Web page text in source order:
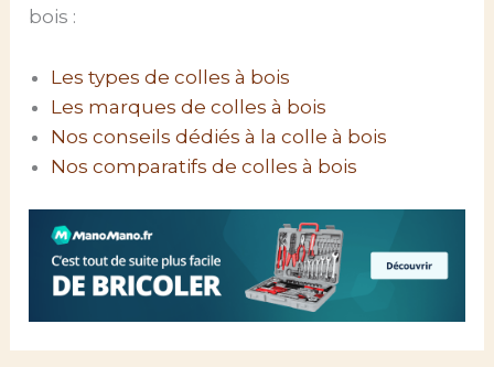
bois :
Les types de colles à bois
Les marques de colles à bois
Nos conseils dédiés à la colle à bois
Nos comparatifs de colles à bois